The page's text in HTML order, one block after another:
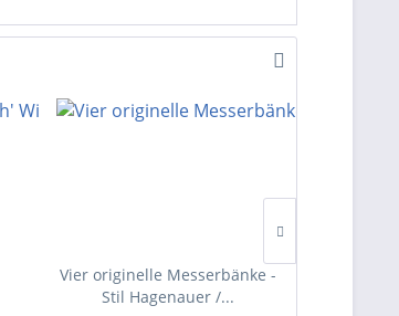
Vier originelle Messerbänke -
Stil Hagenauer /...